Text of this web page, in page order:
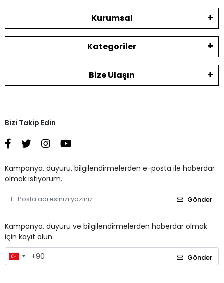
Kurumsal
Kategoriler
Bize Ulaşın
Bizi Takip Edin
Kampanya, duyuru, bilgilendirmelerden e-posta ile haberdar
olmak istiyorum.
Gönder
Kampanya, duyuru ve bilgilendirmelerden haberdar olmak
için kayıt olun.
Gönder